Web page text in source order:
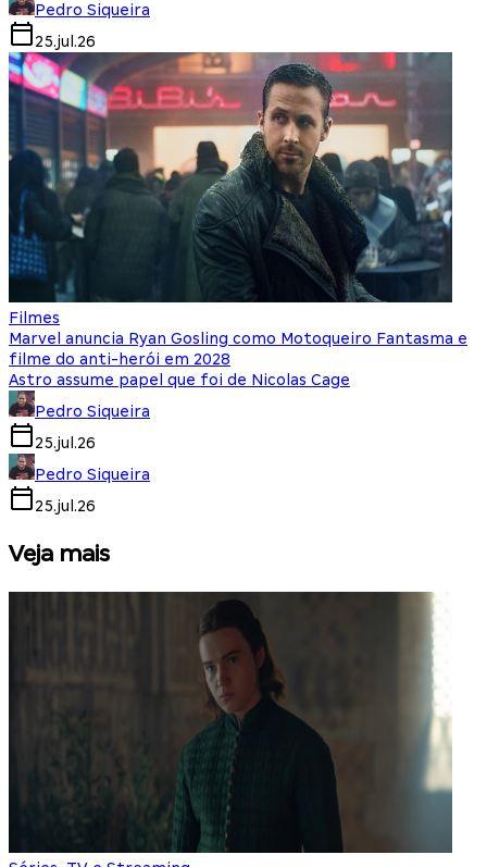
Pedro Siqueira
25.jul.26
Filmes
Marvel anuncia Ryan Gosling como Motoqueiro Fantasma e
filme do anti-herói em 2028
Astro assume papel que foi de Nicolas Cage
Pedro Siqueira
25.jul.26
Pedro Siqueira
25.jul.26
Veja mais